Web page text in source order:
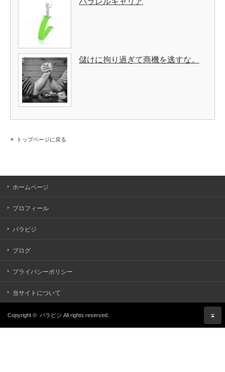
儲けに拘り過ぎて商機を逃すな。
トップページに戻る
ホームページ
プロフィール
パラビジ
ブログ
プライバシーポリシー
当サイトについて
Copyright © パラビジ All rights reserved.